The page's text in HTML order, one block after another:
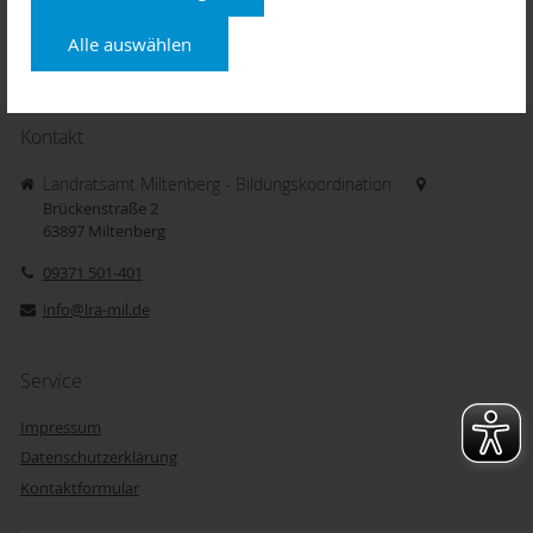
Alle auswählen
Kontakt
Landratsamt Miltenberg - Bildungskoordination
Brückenstraße 2
63897 Miltenberg
09371 501-401
info@lra-mil.de
Service
Impressum
Datenschutzerklärung
Kontaktformular